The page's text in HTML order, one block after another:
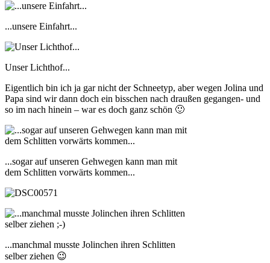
...unsere Einfahrt...
Unser Lichthof...
Eigentlich bin ich ja gar nicht der Schneetyp, aber wegen Jolina und
Papa sind wir dann doch ein bisschen nach draußen gegangen- und
so im nach hinein – war es doch ganz schön 🙂
...sogar auf unseren Gehwegen kann man mit
dem Schlitten vorwärts kommen...
...manchmal musste Jolinchen ihren Schlitten
selber ziehen 😉